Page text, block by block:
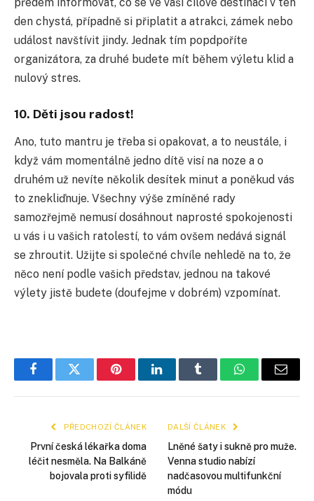
den chystá, případně si připlatit a atrakci, zámek nebo
událost navštívit jindy. Jednak tím popdpoříte
organizátora, za druhé budete mít během výletu klid a
nulový stres.
10. Děti jsou radost!
Ano, tuto mantru je třeba si opakovat, a to neustále, i
když vám momentálně jedno dítě visí na noze a o
druhém už nevíte několik desítek minut a poněkud vás
to znekliďnuje. Všechny výše zmíněné rady
samozřejmě nemusí dosáhnout naprosté spokojenosti
u vás i u vašich ratolestí, to vám ovšem nedává signál
se zhroutit. Užijte si společné chvíle nehledě na to, že
něco není podle vašich představ, jednou na takové
výlety jistě budete (doufejme v dobrém) vzpomínat.
FacebookTwitter PinterestLinkedInTumblr WhatsApp
E-
PŘEDCHOZÍ ČLÁNEK
První česká lékařka doma
léčit nesměla. Na Balkáně
bojovala proti syfilidě
DALŠÍ ČLÁNEK
Lněné šaty i sukně pro muže.
Venna studio nabízí
nadčasovou multifunkční
módu